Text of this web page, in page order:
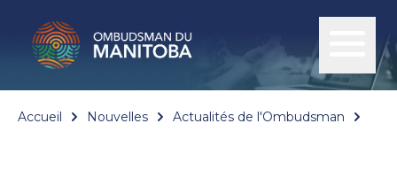
Accueil Nouvelles Actualités de l'Ombudsman